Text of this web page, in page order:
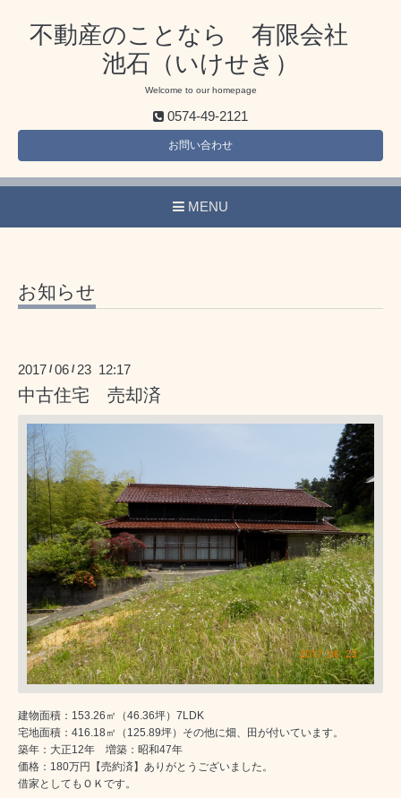
不動産のことなら 有限会社
池石（いけせき）
Welcome to our homepage
0574-49-2121
お問い合わせ
MENU
お知らせ
2017 /06 / 23 12:17
中古住宅 売却済
建物面積：153.26㎡（46.36坪）7LDK
宅地面積：416.18㎡（125.89坪）その他に畑、田が付いています。
築年：大正12年 増築：昭和47年
価格：180万円【売約済】ありがとうございました。
借家としてもＯＫです。